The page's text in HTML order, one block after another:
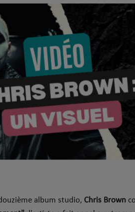
album studio, Chris Brown